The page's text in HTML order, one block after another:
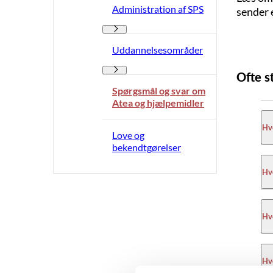
Administration af SPS
Administration af SPS - Flere links
Uddannelsesområder
Uddannelsesområder - Flere links
Spørgsmål og svar om
Atea og hjælpemidler
Love og
bekendtgørelser
sender
Ofte